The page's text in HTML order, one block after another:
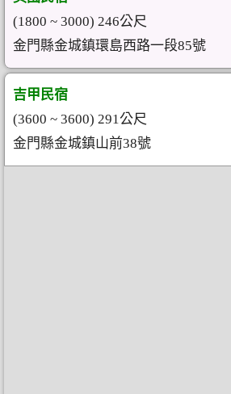
(1800 ~ 3000) 246公尺
金門縣金城鎮環島西路一段85號
吉甲民宿
(3600 ~ 3600) 291公尺
金門縣金城鎮山前38號